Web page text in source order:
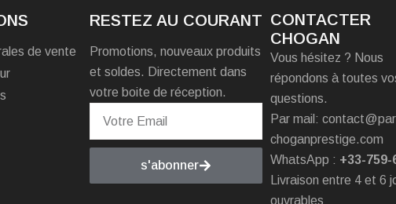
de vente
RESTEZ AU COURANT
Promotions, nouveaux produits
et soldes. Directement dans
votre boite de réception.
s'abonner
CONTACTER
CHOGAN
Vous hésitez ? Nous
répondons à toutes
questions.
Par mail:
choganprestige.com
WhatsApp : +33-759-
Livraison entre 4 et 6
ouvrables